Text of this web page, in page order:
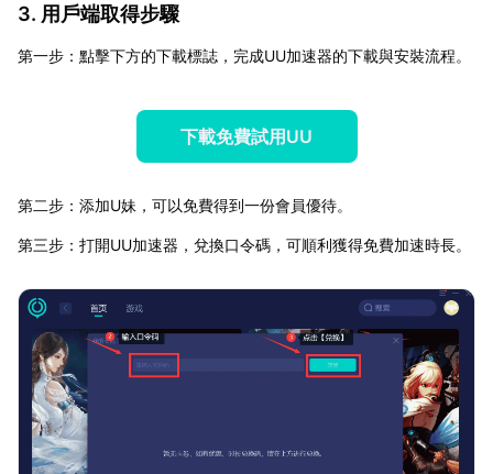
3. 用戶端取得步驟
第一步：點擊下方的下載標誌，完成UU加速器的下載與安裝流程。
下載免費試用UU
第二步：添加U妹，可以免費得到一份會員優待。
第三步：打開UU加速器，兌換口令碼，可順利獲得免費加速時長。